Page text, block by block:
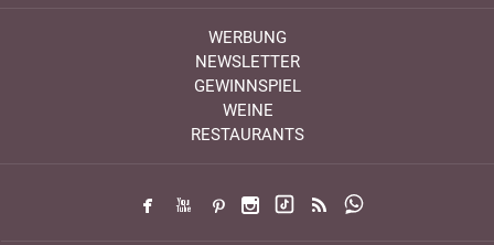
WERBUNG
NEWSLETTER
GEWINNSPIEL
WEINE
RESTAURANTS